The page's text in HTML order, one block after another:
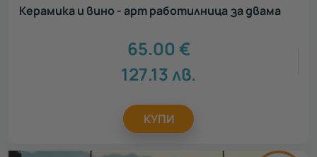
Керамика и вино - арт работилница за двама
65.00 €
127.13лв.
КУПИ